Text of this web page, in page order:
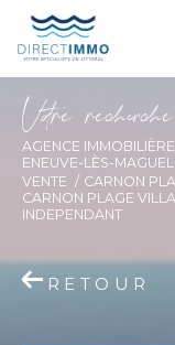
Vore recece
AGENCE
ENEUVE-LÈS-
VENTE
CARNON
CARNON PLAGE
INDEPENDANT
RETOUR